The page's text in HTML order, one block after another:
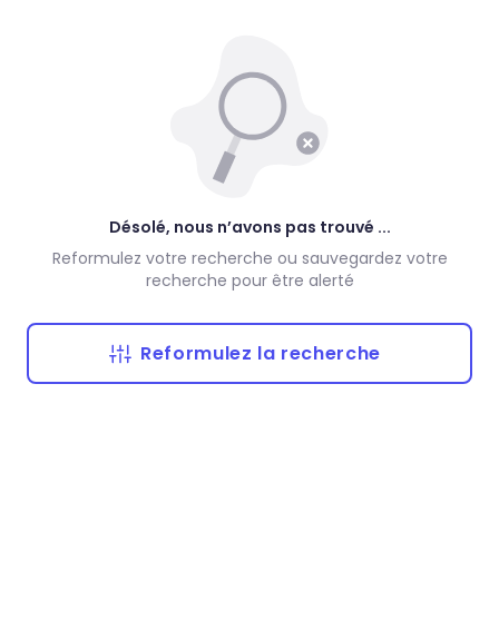
Désolé, nous n’avons pas trouvé ...
Reformulez votre recherche ou sauvegardez votre
recherche pour être alerté
Reformulez la recherche